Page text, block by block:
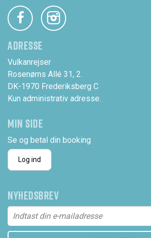
ADRESSE
Vulkanrejser
Rosenørns Allé 31, 2.
DK-1970 Frederiksberg C
Kun administrativ adresse.
MIN SIDE
Se og betal din booking
Log ind
NYHEDSBREV